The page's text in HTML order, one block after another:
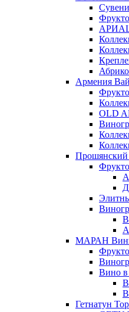
Армения
OLD
МАРАН
Вино в
Гетнатун